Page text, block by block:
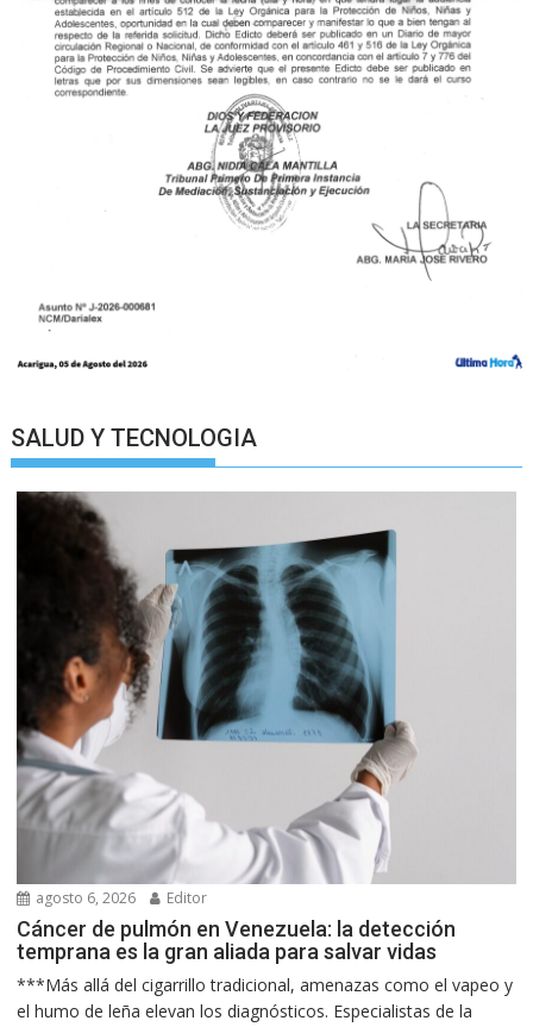
SALUD Y TECNOLOGIA
agosto 6, 2026 Editor
Cáncer de pulmón en Venezuela: la detección
temprana es la gran aliada para salvar vidas
***Más allá del cigarrillo tradicional, amenazas como el vapeo y
el humo de leña elevan los diagnósticos. Especialistas de la